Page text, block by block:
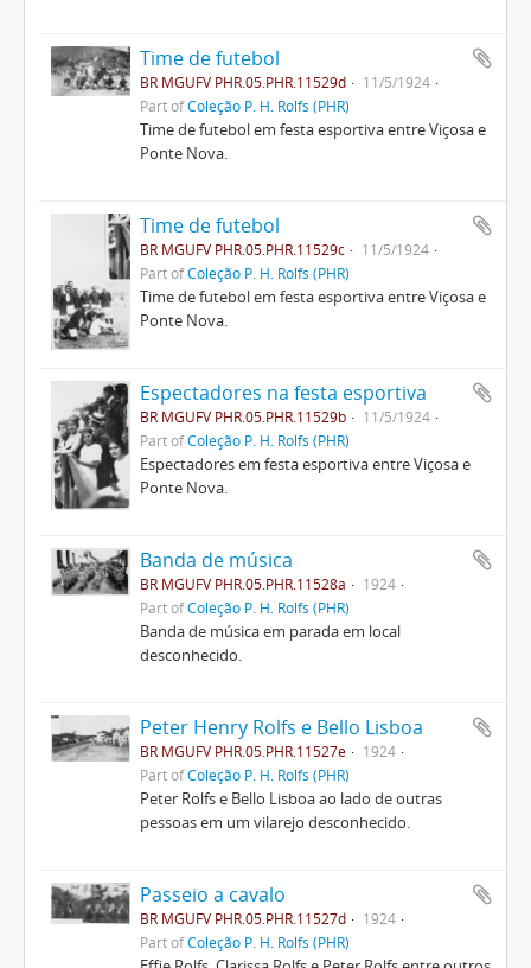
Time de futebol
BR MGUFV PHR.05.PHR.11529d
11/5/1924
Part ofColeção P. H. Rolfs (PHR)
Time de futebol em festa esportiva entre Viçosa e
Ponte Nova.
Time de futebol
BR MGUFV PHR.05.PHR.11529c
11/5/1924
Part ofColeção P. H. Rolfs (PHR)
Time de futebol em festa esportiva entre Viçosa e
Ponte Nova.
Espectadores na festa esportiva
BR MGUFV PHR.05.PHR.11529b
11/5/1924
Part ofColeção P. H. Rolfs (PHR)
Espectadores em festa esportiva entre Viçosa e
Ponte Nova.
Banda de música
BR MGUFV PHR.05.PHR.11528a
1924
Part ofColeção P. H. Rolfs (PHR)
Banda de música em parada em local
desconhecido.
Peter Henry Rolfs e Bello Lisboa
BR MGUFV PHR.05.PHR.11527e
1924
Part ofColeção P. H. Rolfs (PHR)
Peter Rolfs e Bello Lisboa ao lado de outras
pessoas em um vilarejo desconhecido.
Passeio a cavalo
BR MGUFV PHR.05.PHR.11527d
1924
Part ofColeção P. H. Rolfs (PHR)